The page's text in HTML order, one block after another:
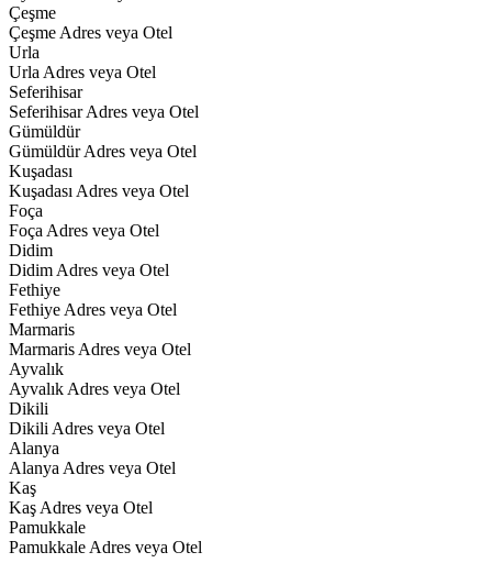
Çeşme
Çeşme Adres veya Otel
Urla
Urla Adres veya Otel
Seferihisar
Seferihisar Adres veya Otel
Gümüldür
Gümüldür Adres veya Otel
Kuşadası
Kuşadası Adres veya Otel
Foça
Foça Adres veya Otel
Didim
Didim Adres veya Otel
Fethiye
Fethiye Adres veya Otel
Marmaris
Marmaris Adres veya Otel
Ayvalık
Ayvalık Adres veya Otel
Dikili
Dikili Adres veya Otel
Alanya
Alanya Adres veya Otel
Kaş
Kaş Adres veya Otel
Pamukkale
Pamukkale Adres veya Otel